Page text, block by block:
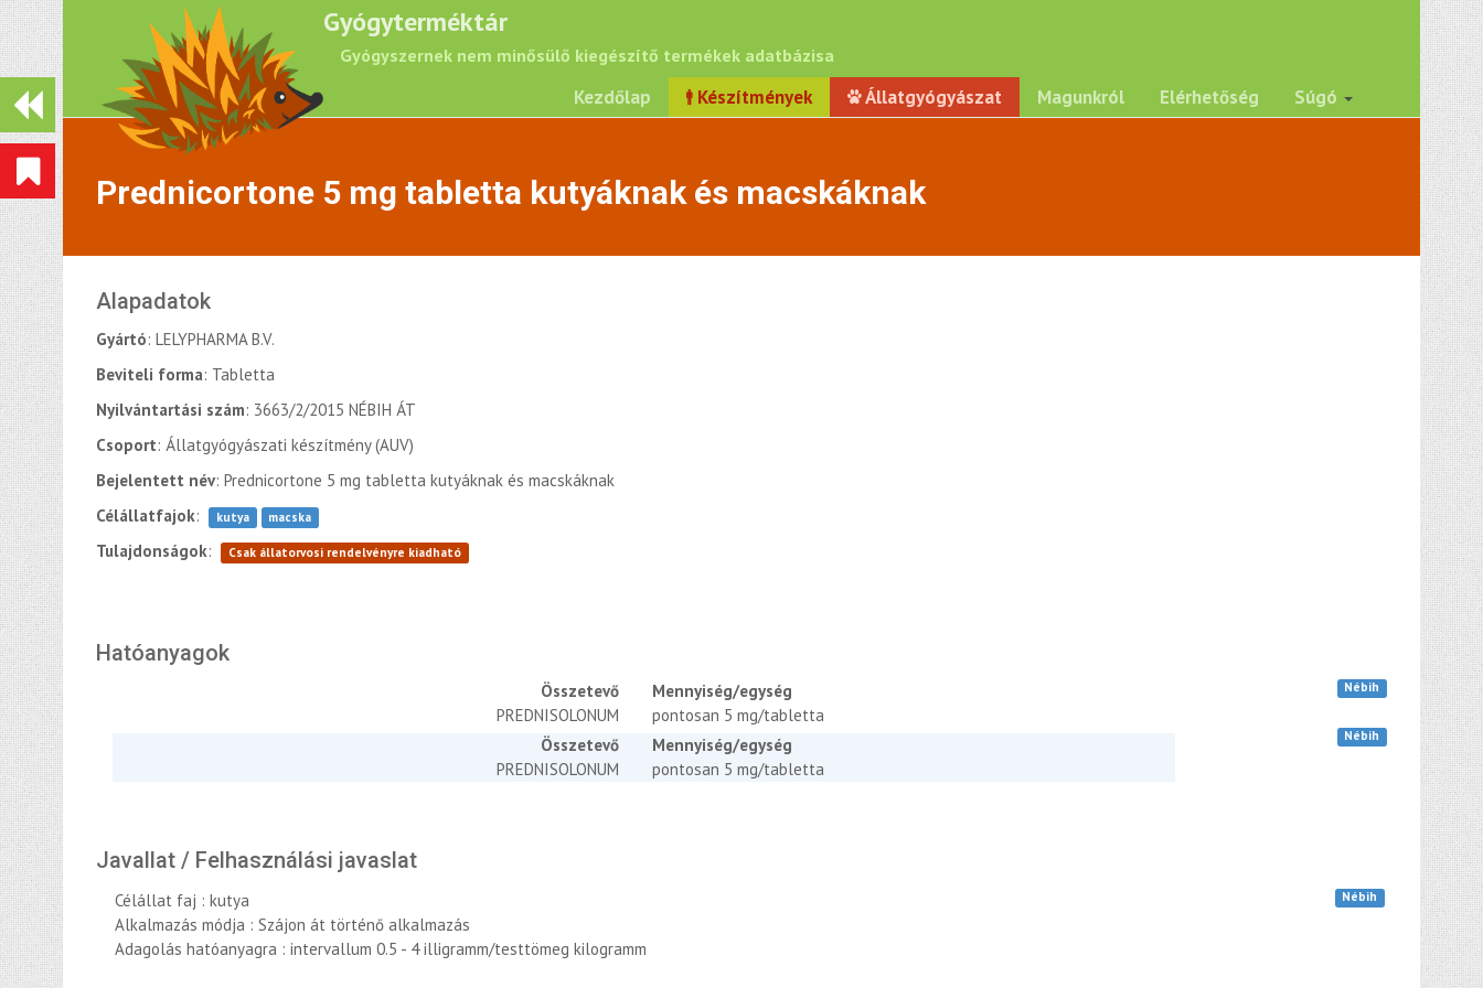
Gyógyterméktár
Gyógyszernek nem minősülő kiegészítő termékek adatbázisa
Kezdőlap Készítmények Állatgyógyászat Magunkról Elérhetőség Súgó
Prednicortone 5 mg tabletta kutyáknak és macskáknak
Alapadatok
Gyártó: LELYPHARMA B.V.
Beviteli forma: Tabletta
Nyilvántartási szám: 3663/2/2015 NÉBIH ÁT
Csoport: Állatgyógyászati készítmény (AUV)
Bejelentett név: Prednicortone 5 mg tabletta kutyáknak és macskáknak
Célállatfajok: kutya macska
Tulajdonságok: Csak állatorvosi rendelvényre kiadható
Hatóanyagok
Összetevő
Mennyiség/egység
PREDNISOLONUM
pontosan 5 mg/tabletta
Nébih
Összetevő
Mennyiség/egység
PREDNISOLONUM
pontosan 5 mg/tabletta
Nébih
Javallat / Felhasználási javaslat
Célállat faj : kutya
Alkalmazás módja : Szájon át történő alkalmazás
Adagolás hatóanyagra : intervallum 0.5 - 4 illigramm/testtömeg kilogramm
Nébih